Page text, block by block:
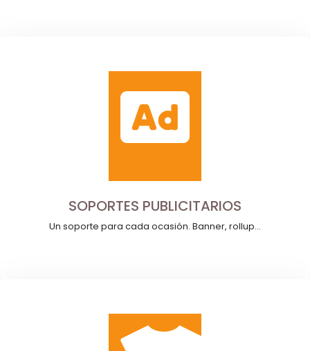
SOPORTES PUBLICITARIOS
Un soporte para cada ocasión. Banner, rollup...